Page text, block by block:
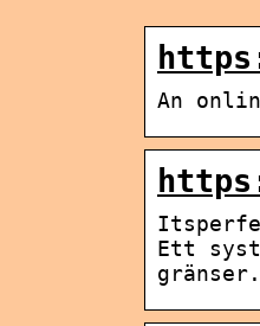
An
Ett
gränser.